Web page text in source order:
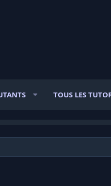
TOUS LES